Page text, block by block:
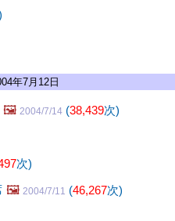
年7月12日
🖼️ 2004/7/14 (38,439次)
次)
🖼️ 2004/7/11 (46,267次)